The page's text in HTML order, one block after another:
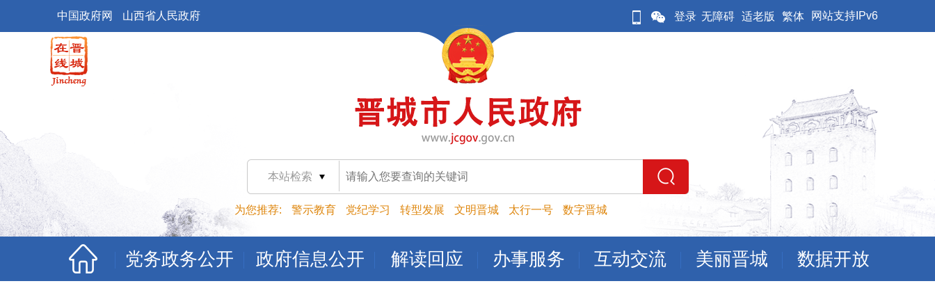
中国政府网 山西省人民政府 登录 无障碍 适老版 繁体 网站支持IPv6
本站检索
为您推荐: 警示教育 党纪学习 转型发展 文明晋城 太行一号 数字晋城
党务政务公开 政府信息公开 解读回应 办事服务 互动交流 美丽晋城 数据开放